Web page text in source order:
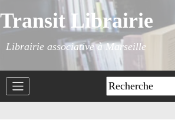
Transit Librairie
Librairie associative à Marseille